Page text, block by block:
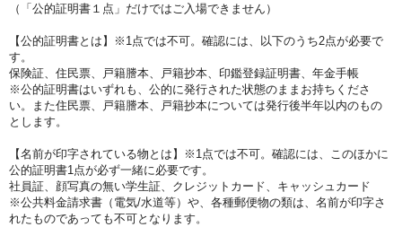
（「公的証明書１点」だけではご入場できません）
【公的証明書とは】※1点では不可。確認には、以下のうち2点が必要で
す。
保険証、住民票、戸籍謄本、戸籍抄本、印鑑登録証明書、年金手帳
※公的証明書はいずれも、公的に発行された状態のままお持ちくださ
い。また住民票、戸籍謄本、戸籍抄本については発行後半年以内のもの
とします。
【名前が印字されている物とは】※1点では不可。確認には、このほかに
公的証明書1点が必ず一緒に必要です。
社員証、顔写真の無い学生証、クレジットカード、キャッシュカード
※公共料金請求書（電気/水道等）や、各種郵便物の類は、名前が印字さ
れたものであっても不可となります。